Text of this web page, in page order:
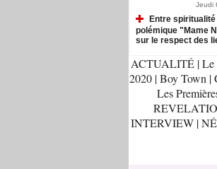
Jeudi
Entre
polémique "Mame
sur le respect des
ACTUALITÉ |Le
2020 |Boy Town |
Les
INTERVIEW |